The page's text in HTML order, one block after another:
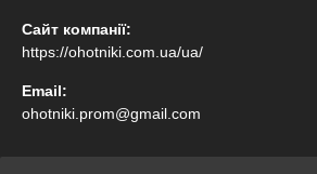
Сайт компанії:
https://ohotniki.com.ua/ua/
Email:
ohotniki.prom@gmail.com